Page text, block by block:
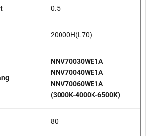
0.5
20000H(L70)
NNV70030WE1A
NNV70040WE1A
NNV70060WE1A
(3000K-4000K-6500K)
80